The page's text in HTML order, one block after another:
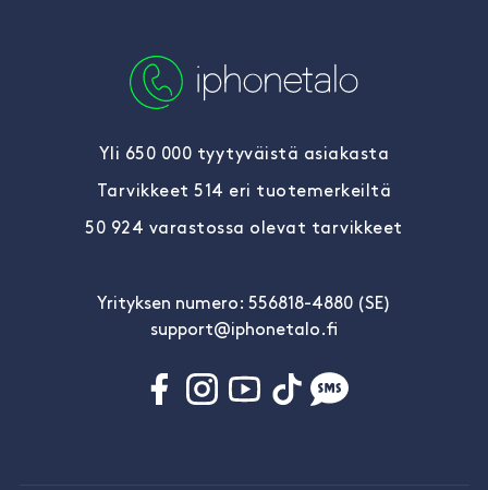
Yli 650 000 tyytyväistä asiakasta
Tarvikkeet 514 eri tuotemerkeiltä
50 924 varastossa olevat tarvikkeet
Yrityksen numero: 556818-4880 (SE)
support@iphonetalo.fi